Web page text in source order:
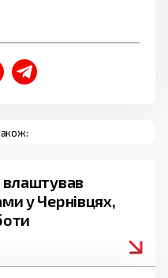
влаштував
у Чернівцях,